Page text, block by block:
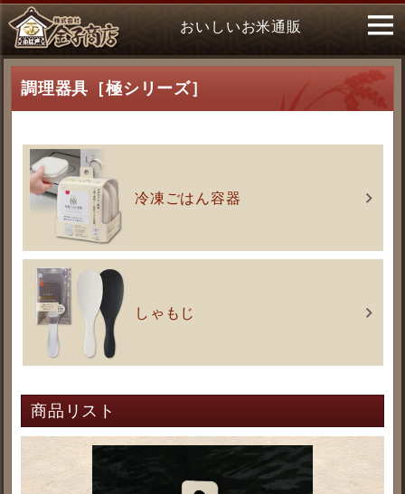
おいしいお米通販
調理器具［極シリーズ］
冷凍ごはん容器
しゃもじ
商品リスト